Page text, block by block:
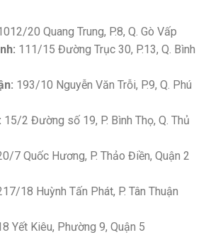
20 Quang Trung, P.8, Q. Gò Vấp
111/15 Đường Trục 30, P.13, Q. Bình
193/10 Nguyễn Văn Trỗi, P.9, Q. Phú
15/2 Đường số 19, P. Bình Thọ, Q. Thủ
7 Quốc Hương, P. Thảo Điền, Quận 2
18 Huỳnh Tấn Phát, P. Tân Thuận
Yết Kiêu, Phường 9, Quận 5